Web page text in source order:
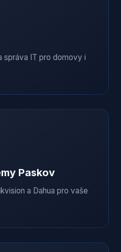
správa IT pro domovy i
Paskov
a Dahua pro vaše